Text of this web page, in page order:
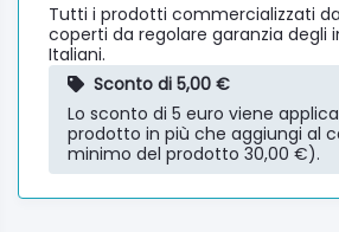
Tutti i prodotti commercializzati da
coperti da regolare garanzia degli
Italiani.
Sconto di 5,00 €
Lo sconto di 5 euro viene
prodotto in più che aggiungi al
minimo del prodotto 30,00 €).